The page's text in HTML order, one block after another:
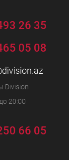
26 35
05 08
Division
20:00
66 05